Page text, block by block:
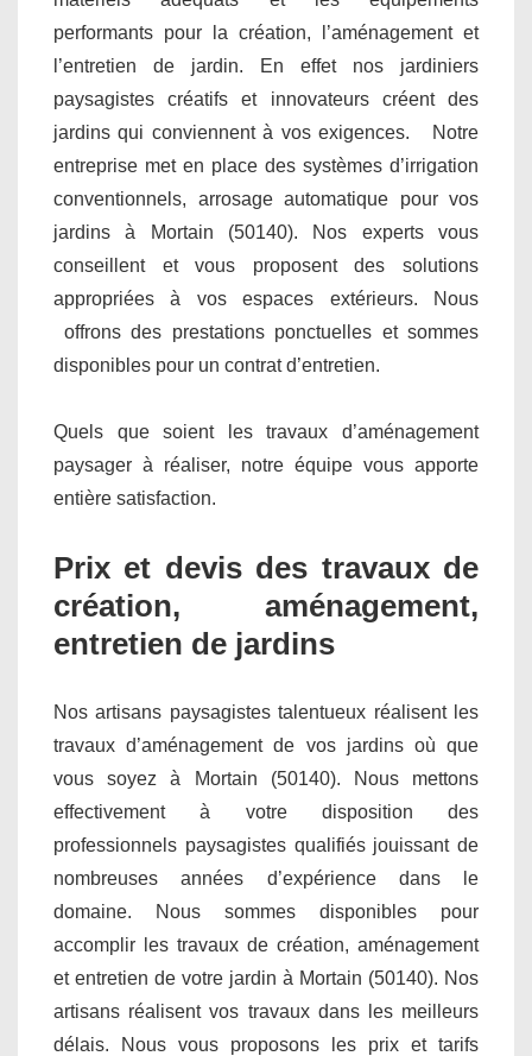
performants pour la création, l’aménagement et
l’entretien de jardin. En effet nos jardiniers
paysagistes créatifs et innovateurs créent des
jardins qui conviennent à vos exigences. Notre
entreprise met en place des systèmes d’irrigation
conventionnels, arrosage automatique pour vos
jardins à Mortain (50140). Nos experts vous
conseillent et vous proposent des solutions
appropriées à vos espaces extérieurs. Nous
offrons des prestations ponctuelles et sommes
disponibles pour un contrat d’entretien.
Quels que soient les travaux d’aménagement
paysager à réaliser, notre équipe vous apporte
entière satisfaction.
Prix et devis des travaux de
création, aménagement,
entretien de jardins
Nos artisans paysagistes talentueux réalisent les
travaux d’aménagement de vos jardins où que
vous soyez à Mortain (50140). Nous mettons
effectivement à votre disposition des
professionnels paysagistes qualifiés jouissant de
nombreuses années d’expérience dans le
domaine. Nous sommes disponibles pour
accomplir les travaux de création, aménagement
et entretien de votre jardin à Mortain (50140). Nos
artisans réalisent vos travaux dans les meilleurs
délais. Nous vous proposons les prix et tarifs